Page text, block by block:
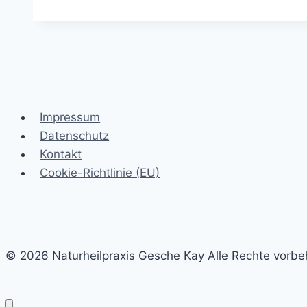
Impressum
Datenschutz
Kontakt
Cookie-Richtlinie (EU)
© 2026 Naturheilpraxis Gesche Kay Alle Rechte